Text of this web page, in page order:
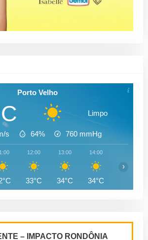
Porto Velho
Limpo
s 64% 760 mmHg
12:00
33°C
13:00
34°C
14:00
34°C
›
– IMPACTO RONDÔNIA